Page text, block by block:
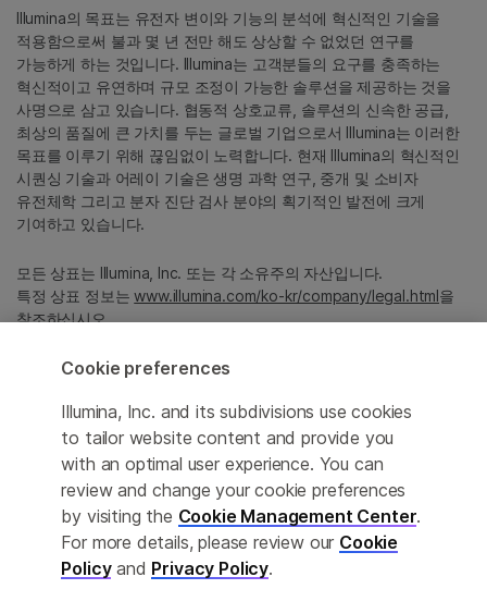
정확한 번역을 제공하고자 합당한 노력을 기울였으나, 자동 번역은
Illumina의 목표는 유전자 변이와 기능의 분석에 혁신적인 기술을
적용함으로써 불과 몇 년 전만 해도 상상할 수 없었던 연구를
가능하게 하는 것입니다. Illumina는 고객분들의 요구를 충족하는
혁신적이고 유연하며 규모 조정이 가능한 솔루션을 제공하는 것을
사명으로 삼고 있습니다. 협동적 상호교류, 솔루션의 신속한 공급,
최상의 품질에 큰 가치를 두는 글로벌 기업으로서 Illumina는 이러한
목표를 이루기 위해 끊임없이 노력합니다. 현재 Illumina의 혁신적인
시퀀싱 기술과 어레이 기술은 생명 과학 연구, 중개 및 소비자
유전체학 그리고 분자 진단 검사 분야의 획기적인 발전에 크게
기여하고 있습니다.
모든 상표는 Illumina, Inc. 또는 각 소유주의 자산입니다.
특정 상표 정보는www.illumina.com/ko-kr/company/legal.html을
참조하십시오.
Privacy Policy
© 2026 Illumina, Inc. All rights reserved.
Cookie preferences
Illumina, Inc. and its subdivisions use cookies
to tailor website content and provide you
with an optimal user experience. You can
review and change your cookie preferences
by visiting the Cookie Management Center.
For more details, please review our Cookie
Policyand Privacy Policy.